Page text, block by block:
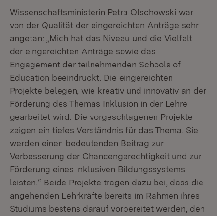
Wissenschaftsministerin Petra Olschowski war
von der Qualität der eingereichten Anträge sehr
angetan: „Mich hat das Niveau und die Vielfalt
der eingereichten Anträge sowie das
Engagement der teilnehmenden Schools of
Education beeindruckt. Die eingereichten
Projekte belegen, wie kreativ und innovativ an der
Förderung des Themas Inklusion in der Lehre
gearbeitet wird. Die vorgeschlagenen Projekte
zeigen ein tiefes Verständnis für das Thema. Sie
werden einen bedeutenden Beitrag zur
Verbesserung der Chancengerechtigkeit und zur
Förderung eines inklusiven Bildungssystems
leisten.“ Beide Projekte tragen dazu bei, dass die
angehenden Lehrkräfte bereits im Rahmen ihres
Studiums bestens darauf vorbereitet werden, den